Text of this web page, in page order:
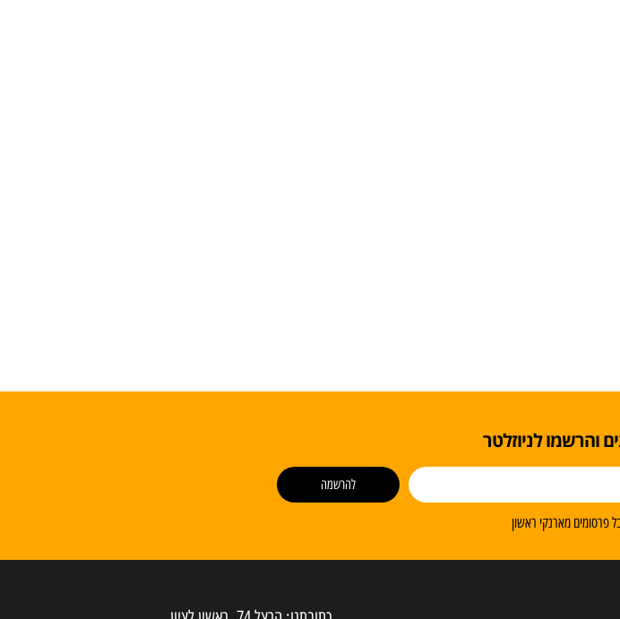
והרשמו לניוזלטר
פרסומים מארנקי ראשון
להרשמה